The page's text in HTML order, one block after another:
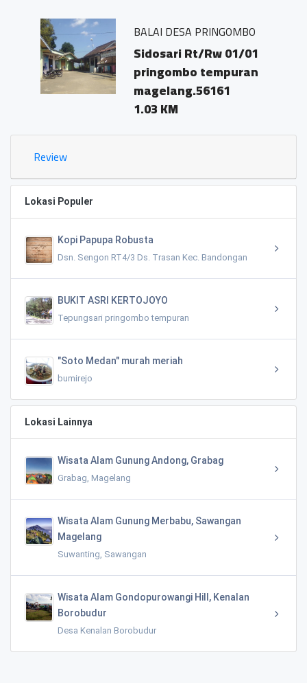
BALAI DESA PRINGOMBO
Sidosari Rt/Rw 01/01
pringombo tempuran
magelang.56161
1.03 KM
Review
Lokasi Populer
Kopi Papupa Robusta
Dsn. Sengon RT4/3 Ds. Trasan Kec. Bandongan
BUKIT ASRI KERTOJOYO
Tepungsari pringombo tempuran
"Soto Medan" murah meriah
bumirejo
Lokasi Lainnya
Wisata Alam Gunung Andong, Grabag
Grabag, Magelang
Wisata Alam Gunung Merbabu, Sawangan
Magelang
Suwanting, Sawangan
Wisata Alam Gondopurowangi Hill, Kenalan
Borobudur
Desa Kenalan Borobudur